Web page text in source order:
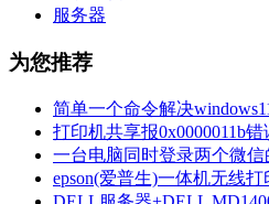
服务器
为您推荐
简单一个命令解决
打印机共享报0x0000011b
一台电脑同时登录两个微信
epson(爱普生)一体机无线